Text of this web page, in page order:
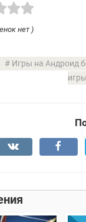
нет )
Игры на Андроид